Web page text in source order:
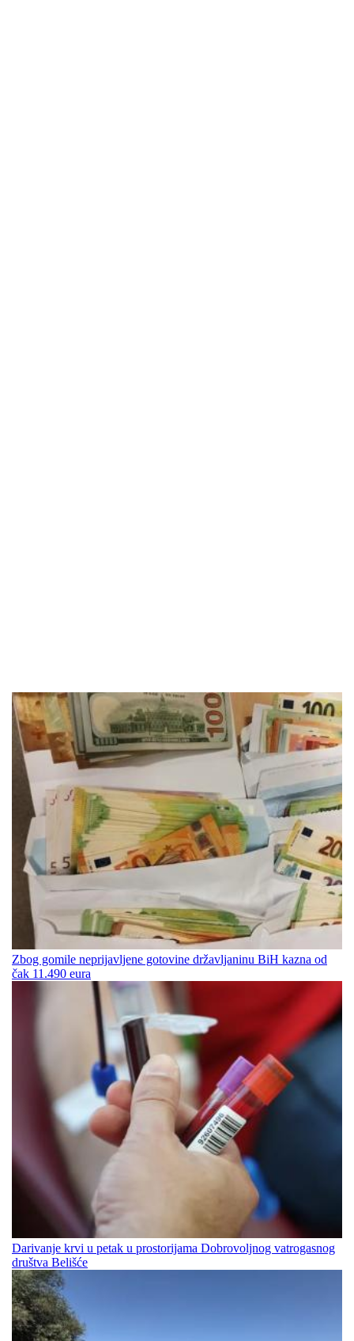
Zbog gomile neprijavljene gotovine državljaninu BiH kazna od
čak 11.490 eura
Darivanje krvi u petak u prostorijama Dobrovoljnog vatrogasnog
društva Belišće